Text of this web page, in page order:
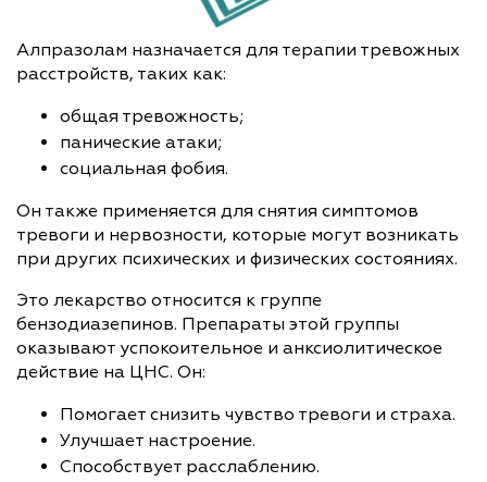
Алпразолам назначается для терапии тревожных
расстройств, таких как:
общая тревожность;
панические атаки;
социальная фобия.
Он также применяется для снятия симптомов
тревоги и нервозности, которые могут возникать
при других психических и физических состояниях.
Это лекарство относится к группе
бензодиазепинов. Препараты этой группы
оказывают успокоительное и анксиолитическое
действие на ЦНС. Он:
Помогает снизить чувство тревоги и страха.
Улучшает настроение.
Способствует расслаблению.